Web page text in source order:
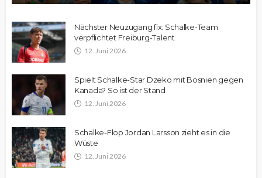
Nächster Neuzugang fix: Schalke-Team
verpflichtet Freiburg-Talent
12. Juni 2026
Spielt Schalke-Star Dzeko mit Bosnien gegen
Kanada? So ist der Stand
12. Juni 2026
Schalke-Flop Jordan Larsson zieht es in die
Wüste
12. Juni 2026